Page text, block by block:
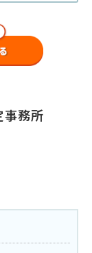
事務所